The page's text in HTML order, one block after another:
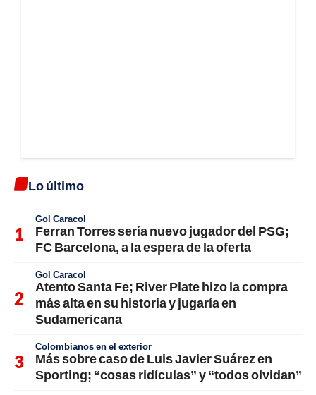
Lo último
Gol Caracol
Ferran Torres sería nuevo jugador del PSG;
FC Barcelona, a la espera de la oferta
Gol Caracol
Atento Santa Fe; River Plate hizo la compra
más alta en su historia y jugaría en
Sudamericana
Colombianos en el exterior
Más sobre caso de Luis Javier Suárez en
Sporting; “cosas ridículas” y “todos olvidan”